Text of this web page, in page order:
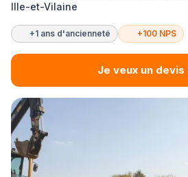
Ille-et-Vilaine
+1 ans d'ancienneté +100 NPS
Je veux un